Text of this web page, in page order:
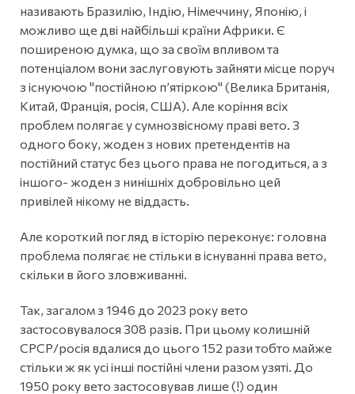
називають Бразилію, Індію, Німеччину, Японію, і
можливо ще дві найбільші країни Африки. Є
поширеною думка, що за своїм впливом та
потенціалом вони заслуговують зайняти місце поруч
з існуючою "постійною пʼятіркою" (Велика Британія,
Китай, Франція, росія, США). Але коріння всіх
проблем полягає у сумнозвісному праві вето. З
одного боку, жоден з нових претендентів на
постійний статус без цього права не погодиться, а з
іншого- жоден з нинішніх добровільно цей
привілей нікому не віддасть.
Але короткий погляд в історію переконує: головна
проблема полягає не стільки в існуванні права вето,
скільки в його зловживанні.
Так, загалом з 1946 до 2023 року вето
застосовувалося 308 разів. При цьому колишній
СРСР/росія вдалися до цього 152 рази тобто майже
стільки ж як усі інші постійні члени разом узяті. До
1950 року вето застосовував лише (!) один